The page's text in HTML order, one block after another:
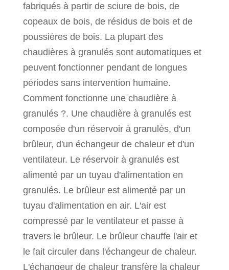
fabriqués à partir de sciure de bois, de
copeaux de bois, de résidus de bois et de
poussières de bois. La plupart des
chaudières à granulés sont automatiques et
peuvent fonctionner pendant de longues
périodes sans intervention humaine.
Comment fonctionne une chaudière à
granulés ?. Une chaudière à granulés est
composée d'un réservoir à granulés, d'un
brûleur, d'un échangeur de chaleur et d'un
ventilateur. Le réservoir à granulés est
alimenté par un tuyau d'alimentation en
granulés. Le brûleur est alimenté par un
tuyau d'alimentation en air. L'air est
compressé par le ventilateur et passe à
travers le brûleur. Le brûleur chauffe l'air et
le fait circuler dans l'échangeur de chaleur.
L'échangeur de chaleur transfère la chaleur